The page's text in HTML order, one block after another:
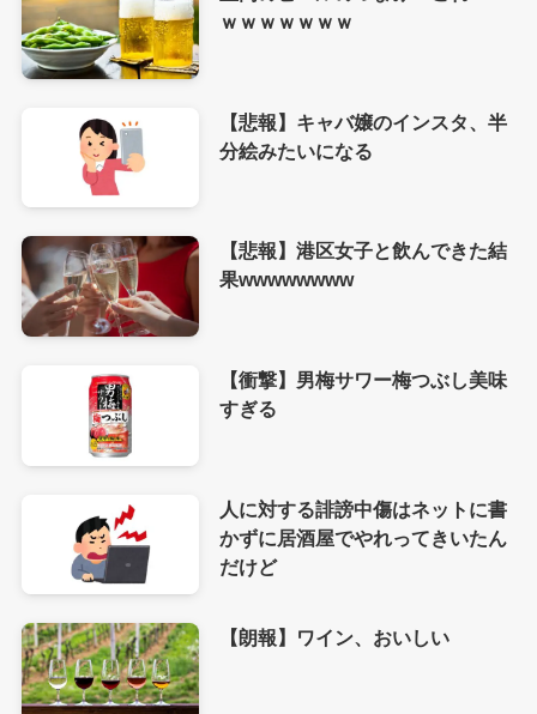
ｗｗｗｗｗｗｗ
【悲報】キャバ嬢のインスタ、半
分絵みたいになる
【悲報】港区女子と飲んできた結
果wwwwwwww
【衝撃】男梅サワー梅つぶし美味
すぎる
人に対する誹謗中傷はネットに書
かずに居酒屋でやれってきいたん
だけど
【朗報】ワイン、おいしい